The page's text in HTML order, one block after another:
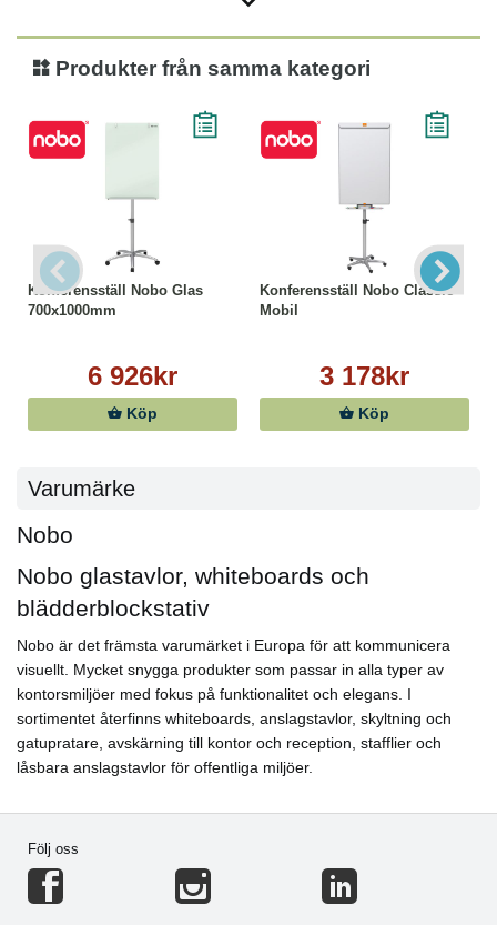
Produkter från samma kategori
Konferensställ Nobo Glas
700x1000mm
6 926kr
Köp
Konferensställ Nobo Classic
Mobil
3 178kr
Köp
Varumärke
Nobo
Nobo glastavlor, whiteboards och
blädderblockstativ
Nobo är det främsta varumärket i Europa för att kommunicera
visuellt. Mycket snygga produkter som passar in alla typer av
kontorsmiljöer med fokus på funktionalitet och elegans. I
sortimentet återfinns whiteboards, anslagstavlor, skyltning och
gatupratare, avskärning till kontor och reception, stafflier och
låsbara anslagstavlor för offentliga miljöer.
Följ oss